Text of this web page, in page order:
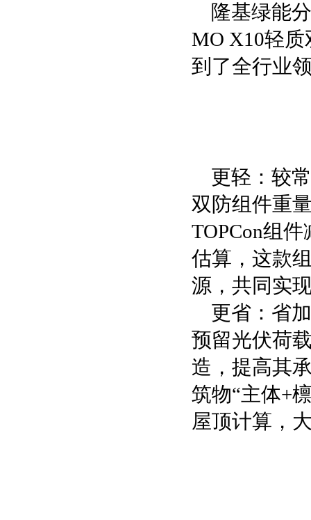
隆基绿能
MO X10轻
到了全行业
更轻：较
双防组件重
TOPCon组
估算，这款
源，共同实
更省：省
预留光伏荷
造，提高其
筑物“主体+
屋顶计算，